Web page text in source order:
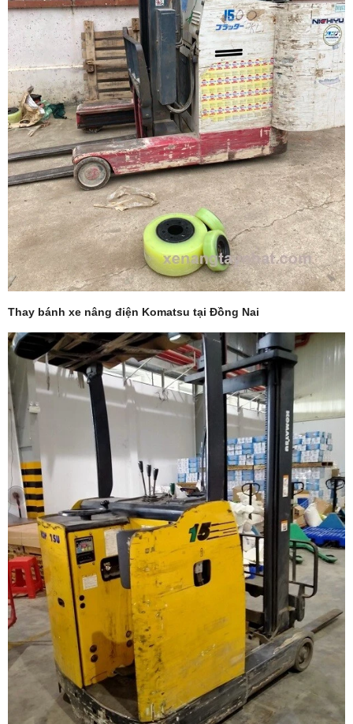
Thay bánh xe nâng điện Komatsu tại Đồng Nai